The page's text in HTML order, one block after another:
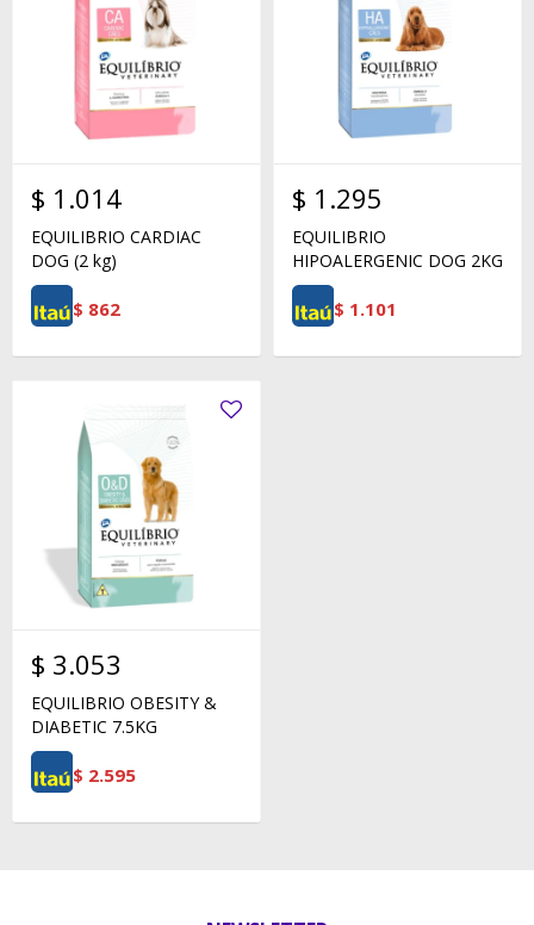
$ 1.014
EQUILIBRIO CARDIAC
DOG (2 kg)
$ 862
$ 1.295
EQUILIBRIO
HIPOALERGENIC DOG 2KG
$ 1.101
$ 3.053
EQUILIBRIO OBESITY &
DIABETIC 7.5KG
$ 2.595